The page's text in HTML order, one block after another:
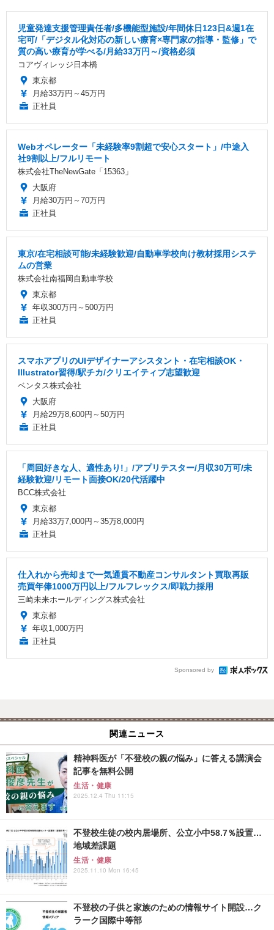
児童発達支援管理責任者/多機能型施設/年間休日123日&週1在
宅可/「デジタル化対応の新しい療育×専門家の指導・監修」で
質の高い療育が学べる/月給33万円～/資格必須
コアヴィレッジ日本橋
東京都
月給33万円～45万円
正社員
Webオペレーター「未経験率9割超で安心スタート」/中途入
社9割以上/フルリモート
株式会社TheNewGate「15363」
大阪府
月給30万円～70万円
正社員
東京/在宅相談可能/未経験歓迎/自動車学校向け教材採用システ
ムの営業
株式会社南福岡自動車学校
東京都
年収300万円～500万円
正社員
スマホアプリのUIデザイナーアシスタント・在宅相談OK・
Illustrator習得/駅チカ/クリエイティブ志望歓迎
ベンタス株式会社
大阪府
月給29万8,600円～50万円
正社員
「周回好きな人、適性あり!」/アプリテスター/月収30万可/未
経験歓迎/リモート面接OK/20代活躍中
BCC株式会社
東京都
月給33万7,000円～35万8,000円
正社員
仕入れから売却まで一気通貫不動産コンサルタント買取再販
売買年俸1000万円以上/フルフレックス/即戦力採用
三崎未来ホールディングス株式会社
東京都
年収1,000万円
正社員
Sponsored by
関連ニュース
精神科医が「不登校の親の悩み」に答える講演会
記事を無料公開
生活・健康
2025.12.4 Thu 11:15
不登校生徒の校内居場所、公立小中58.7％設置…
地域差課題
生活・健康
2025.11.10 Mon 16:45
不登校の子供と家族のための情報サイト開設…ク
ラーク国際中等部